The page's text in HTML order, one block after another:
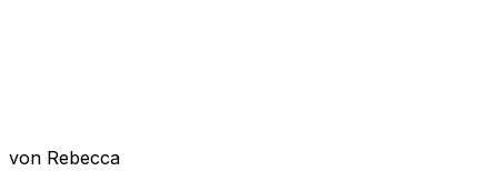
von Rebecca